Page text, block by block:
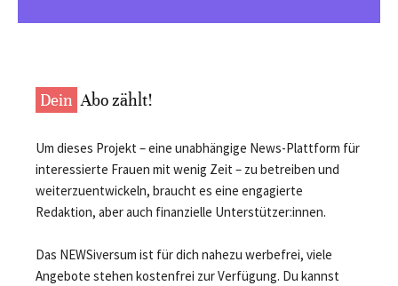
Dein Abo zählt!
Um dieses Projekt – eine unabhängige News-Plattform für
interessierte Frauen mit wenig Zeit – zu betreiben und
weiterzuentwickeln, braucht es eine engagierte
Redaktion, aber auch finanzielle Unterstützer:innen.
Das NEWSiversum ist für dich nahezu werbefrei, viele
Angebote stehen kostenfrei zur Verfügung. Du kannst